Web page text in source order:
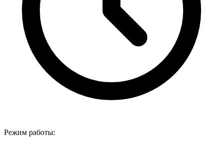
Режим работы: